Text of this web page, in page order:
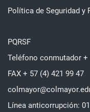
Política de Seguridad y
PQRSF
Teléfono conmutador +
FAX + 57 (4) 421 99 47
Línea anticorrupción: